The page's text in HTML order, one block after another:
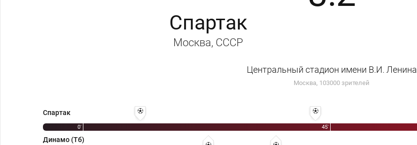
Спартак
Москва, СССР
Центральный стадион имени В.И. Ленина
Москва, 103000 зрителей
0' 45'
Спартак
Динамо (Тб)